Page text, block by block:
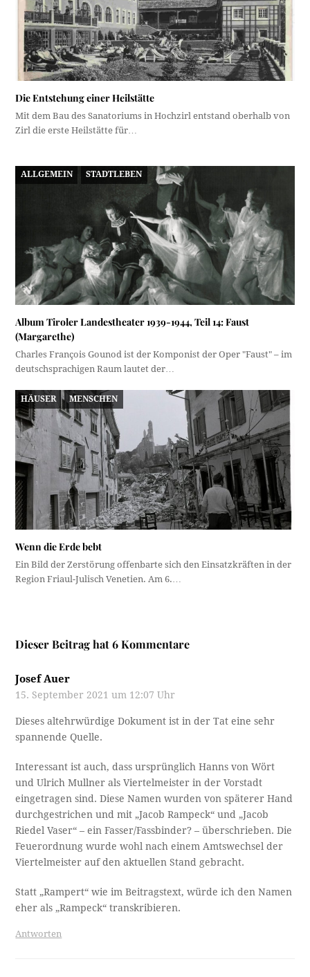
Die Entstehung einer Heilstätte
Mit dem Bau des Sanatoriums in Hochzirl entstand oberhalb von
Zirl die erste Heilstätte für…
ALLGEMEIN STADTLEBEN
Album Tiroler Landestheater 1939-1944, Teil 14: Faust
(Margarethe)
Charles François Gounod ist der Komponist der Oper "Faust" – im
deutschsprachigen Raum lautet der…
HÄUSER MENSCHEN
Wenn die Erde bebt
Ein Bild der Zerstörung offenbarte sich den Einsatzkräften in der
Region Friaul-Julisch Venetien. Am 6.…
Dieser Beitrag hat 6 Kommentare
Josef Auer
15. September 2021 um 12:07 Uhr
Dieses altehrwürdige Dokument ist in der Tat eine sehr
spannende Quelle.
Interessant ist auch, dass ursprünglich Hanns von Wört
und Ulrich Mullner als Viertelmeister in der Vorstadt
eingetragen sind. Diese Namen wurden von späterer Hand
durchgestrichen und mit „Jacob Rampeck“ und „Jacob
Riedel Vaser“ – ein Fasser/Fassbinder? – überschrieben. Die
Feuerordnung wurde wohl nach einem Amtswechsel der
Viertelmeister auf den aktuellen Stand gebracht.
Statt „Rampert“ wie im Beitragstext, würde ich den Namen
eher als „Rampeck“ transkribieren.
Antworten